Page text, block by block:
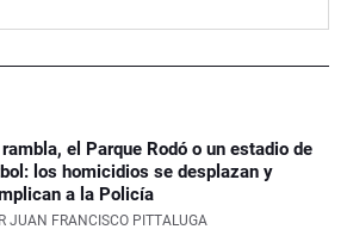
rambla, el Parque Rodó o un estadio de
los homicidios se desplazan y
a la Policía
JUAN FRANCISCO PITTALUGA